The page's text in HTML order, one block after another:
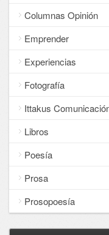
Columnas Opinión
Emprender
Experiencias
Fotografía
Ittakus
Libros
Poesía
Prosa
Prosopoesía